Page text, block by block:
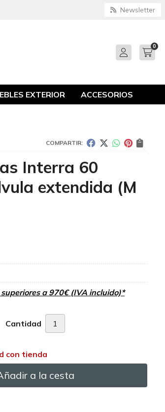
Newsletter
0
EXTERIOR ACCESORIOS
COMPARTIR:
Interra 60
extendida (M
a 970€ (IVA incluido)*
Cantidad
a la cesta